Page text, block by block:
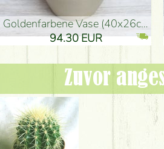
goldenfarbene Vase (40x26cm)
94.30 EUR
Zuvor